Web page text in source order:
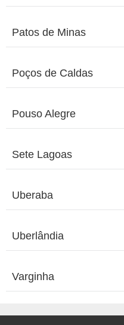
Patos de Minas
Poços de Caldas
Pouso Alegre
Sete Lagoas
Uberaba
Uberlândia
Varginha